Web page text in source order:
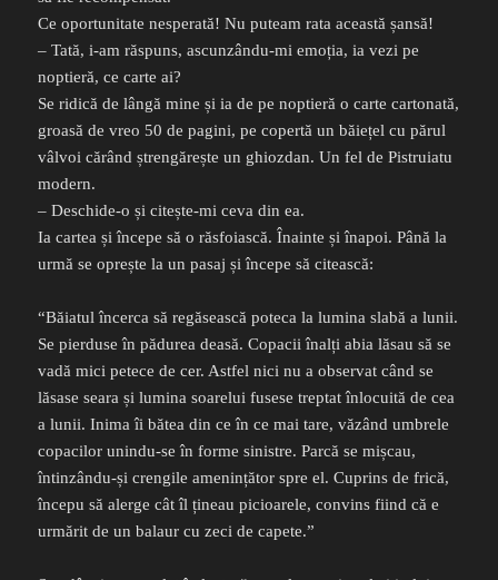
Ce oportunitate nesperată! Nu puteam rata această șansă!
– Tată, i-am răspuns, ascunzându-mi emoția, ia vezi pe
noptieră, ce carte ai?
Se ridică de lângă mine și ia de pe noptieră o carte cartonată,
groasă de vreo 50 de pagini, pe copertă un băiețel cu părul
vâlvoi cărând ștrengărește un ghiozdan. Un fel de Pistruiatu
modern.
– Deschide-o și citește-mi ceva din ea.
Ia cartea și începe să o răsfoiască. Înainte și înapoi. Până la
urmă se oprește la un pasaj și începe să citească:
“Băiatul încerca să regăsească poteca la lumina slabă a lunii.
Se pierduse în pădurea deasă. Copacii înalți abia lăsau să se
vadă mici petece de cer. Astfel nici nu a observat când se
lăsase seara și lumina soarelui fusese treptat înlocuită de cea
a lunii. Inima îi bătea din ce în ce mai tare, văzând umbrele
copacilor unindu-se în forme sinistre. Parcă se mișcau,
întinzându-și crengile amenințător spre el. Cuprins de frică,
începu să alerge cât îl țineau picioarele, convins fiind că e
urmărit de un balaur cu zeci de capete.”